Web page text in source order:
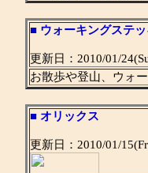
■ ウォーキングステ
更新日：2010/01/
お散歩や登山、ウォ
■ オリックス
更新日：2010/01/